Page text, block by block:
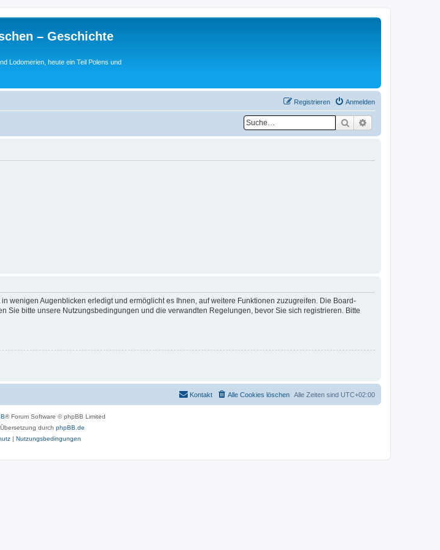
– Geschichte
Lodomerien, heute ein Teil Polens und
Anmelden
Registrieren
Suche
wenigen Augenblicken erledigt und ermöglicht es Ihnen, auf weitere Funktionen zuzugreifen. Die Board-
bitte unsere Nutzungsbedingungen und die verwandten Regelungen, bevor Sie sich registrieren. Bitte
Alle Zeiten sind UTC+02:00
Alle Cookies löschen
Kontakt
® Forum Software © phpBB Limited
durch phpBB.de
| Nutzungsbedingungen